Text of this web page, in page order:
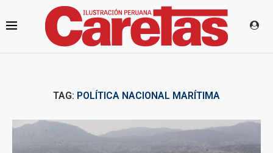
TAG: POLÍTICA NACIONAL MARÍTIMA